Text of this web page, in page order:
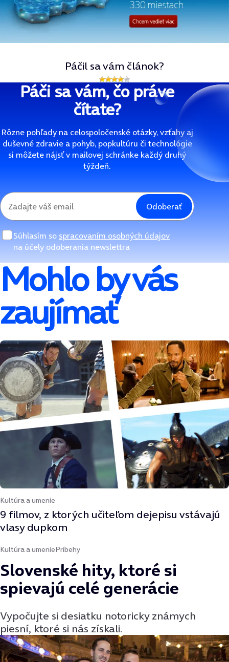
Páčil sa vám článok?
Páči sa vám, čo práve
čítate?
Rôzne pohľady na celospoločenské otázky, vzťahy aj
duševné zdravie a pohyb, popkultúru či technológie
si môžete nájsť v mailovej schránke každý druhý
týždeň.
Odoberať
Súhlasím so spracovaním osobných údajov
na účely odoberania newslettra
Mohlo by vás
zaujímať
Kultúra a umenie
9 filmov, z ktorých učiteľom dejepisu vstávajú
vlasy dupkom
Kultúra a umeniePríbehy
Slovenské hity, ktoré si
spievajú celé generácie
Vypočujte si desiatku notoricky známych
piesní, ktoré si nás získali.